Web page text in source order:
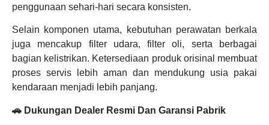
penggunaan sehari-hari secara konsisten.
Selain komponen utama, kebutuhan perawatan berkala
juga mencakup filter udara, filter oli, serta berbagai
bagian kelistrikan. Ketersediaan produk orisinal membuat
proses servis lebih aman dan mendukung usia pakai
kendaraan menjadi lebih panjang.
🚗 Dukungan Dealer Resmi Dan Garansi Pabrik